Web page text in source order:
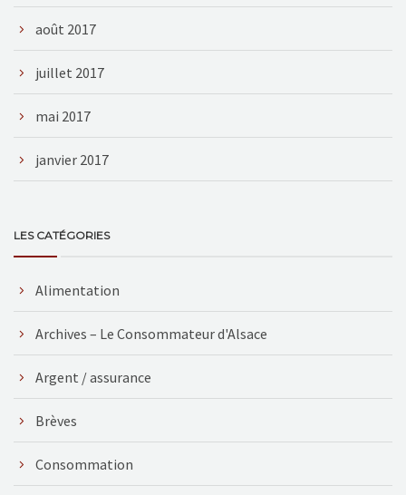
août 2017
juillet 2017
mai 2017
janvier 2017
LES CATÉGORIES
Alimentation
Archives – Le Consommateur d'Alsace
Argent / assurance
Brèves
Consommation